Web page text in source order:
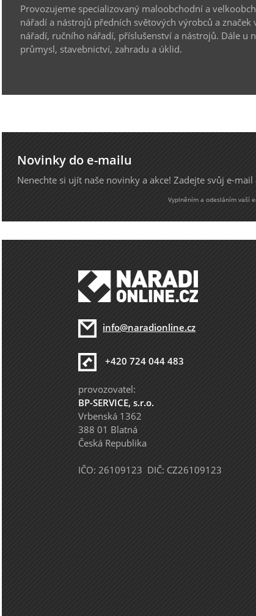
Provozujeme specializovaný maloobchodní a
nářadí a nástrojů předních světových výrobců a
nářadí, ručního nářadí, příslušenství a nástrojů. Dále u
průmysl, stavebnictví, zahradu a úklid.
Novinky do e-mailu
Nenechte si ujít naše novinky a akce! Zadejte svůj e-
Vyplněním a odesláním vaší
info@naradionline.cz
+420 724 044 483
provozovatel:
BP-SERVICE, s.r.o.
Vrbenská 1362
388 01 Blatná
Česká Republika
IČO: 26109123 DIČ: CZ26109123